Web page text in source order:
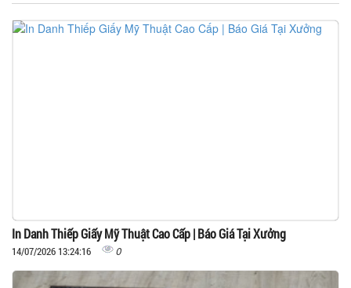
In Danh Thiếp Giấy Mỹ Thuật Cao Cấp | Báo Giá Tại Xưởng
14/07/2026 13:24:16 0